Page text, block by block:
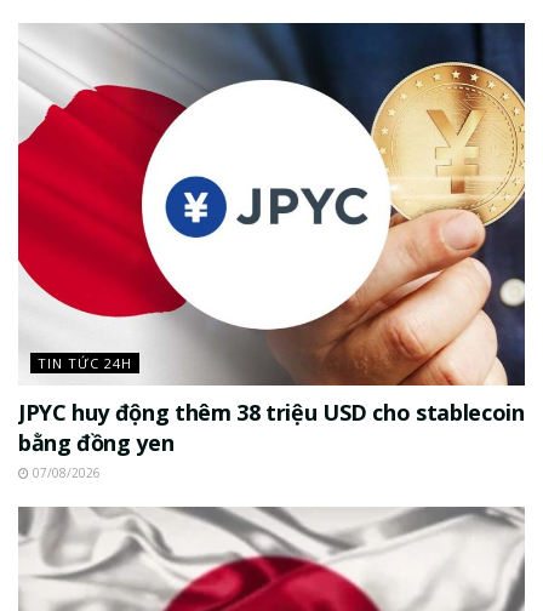
TIN TỨC 24H
JPYC huy động thêm 38 triệu USD cho stablecoin
bằng đồng yen
07/08/2026